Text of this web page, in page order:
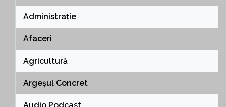
Administrație
Afaceri
Agricultură
Argeșul Concret